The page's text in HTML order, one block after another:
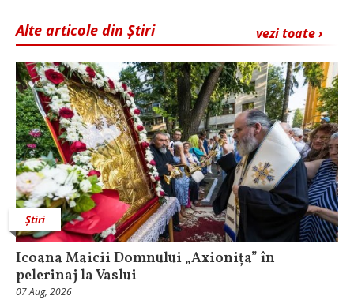
vezi toate ›
Alte articole din Știri
Știri
Icoana Maicii Domnului „Axionița” în
pelerinaj la Vaslui
07 Aug, 2026